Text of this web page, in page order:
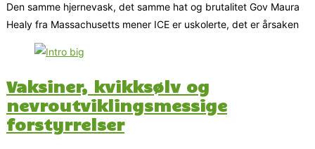
Den samme hjernevask, det samme hat og brutalitet Gov Maura
Healy fra Massachusetts mener ICE er uskolerte, det er årsaken
Vaksiner, kvikksølv og
nevroutviklingsmessige
forstyrrelser